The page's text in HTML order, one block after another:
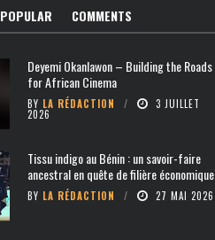
POPULAR COMMENTS
Deyemi Okanlawon – Building the Roads
for African Cinema
BY LA RÉDACTION 3 JUILLET
2026
Tissu indigo au Bénin : un savoir-faire
ancestral en quête de filière économique
BY LA RÉDACTION 27 MAI 2026